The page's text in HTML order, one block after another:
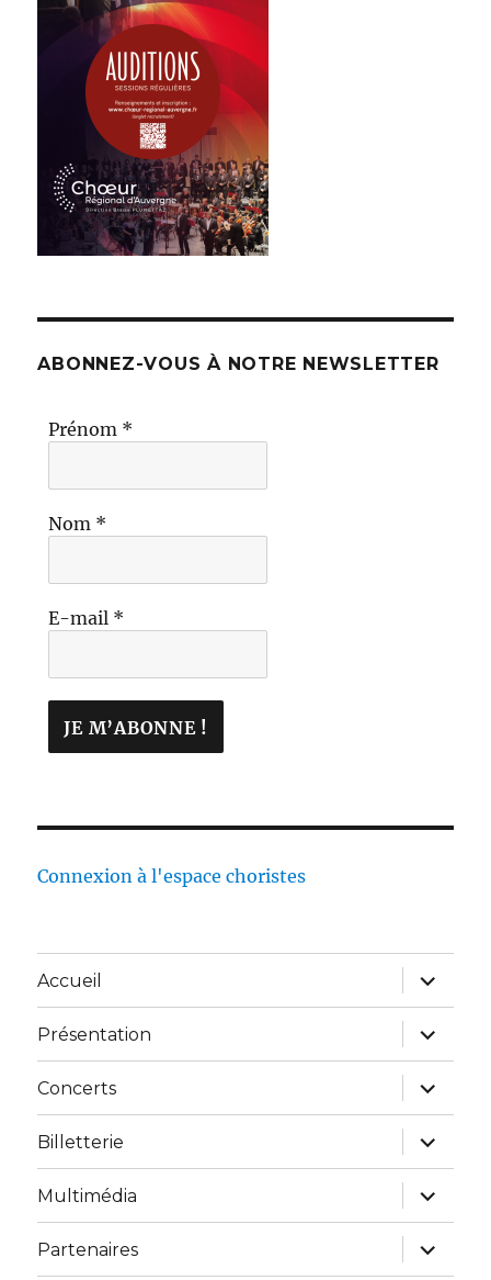
ABONNEZ-VOUS À NOTRE NEWSLETTER
Prénom *
Nom *
E-mail *
Connexion à l'espace choristes
Accueil
Présentation
Concerts
Billetterie
Multimédia
Partenaires